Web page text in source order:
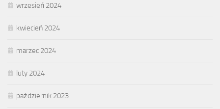
wrzesień 2024
kwiecień 2024
marzec 2024
luty 2024
październik 2023